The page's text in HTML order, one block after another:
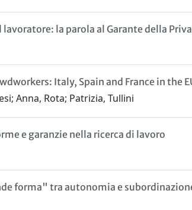
la parola al Garante della
Italy, Spain and France in the
Anna, Rota; Patrizia, Tullini
e garanzie nella ricerca di lavoro
forma" tra autonomia e